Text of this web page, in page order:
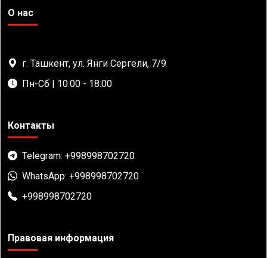
О нас
г. Ташкент, ул. Янги Сергели, 7/9
Пн-Сб | 10:00 - 18:00
Контакты
Telegram: +998998702720
WhatsApp: +998998702720
+998998702720
Правовая информация